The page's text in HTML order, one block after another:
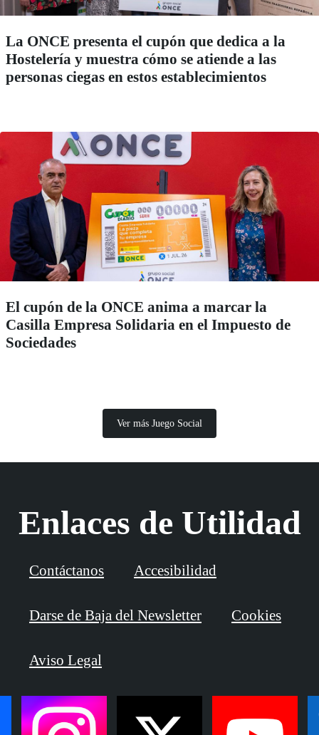
La ONCE presenta el cupón que dedica a la
Hostelería y muestra cómo se atiende a las
personas ciegas en estos establecimientos
El cupón de la ONCE anima a marcar la
Casilla Empresa Solidaria en el Impuesto de
Sociedades
Ver más Juego Social
Enlaces de Utilidad
Contáctanos Accesibilidad
Darse de Baja del Newsletter Cookies
Aviso Legal